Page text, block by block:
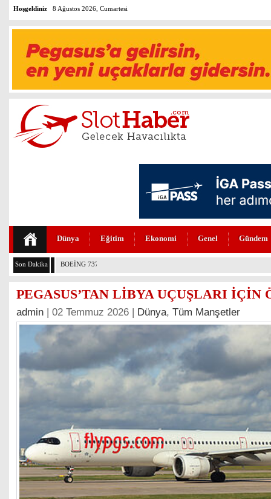
Hoşgeldiniz 8 Ağustos 2026, Cumartesi
Dünya Eğitim Ekonomi Genel Gündem
Son Dakika BOEİNG 737-7 FAA SERTİFİKASINI ALDI
PEGASUS’TAN LİBYA UÇUŞLARI
admin | 02 Temmuz 2026 | Dünya, Tüm Manşetler